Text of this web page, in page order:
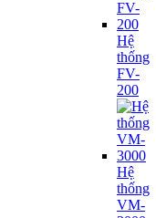
Hệ
thống
FV-
200
Hệ
thống
VM-